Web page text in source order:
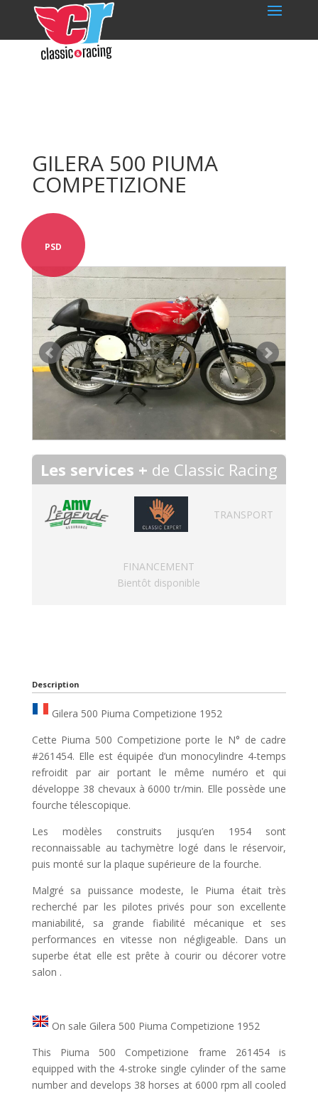
GILERA 500 PIUMA
COMPETIZIONE
PSD
Les services + de Classic Racing
TRANSPORT
FINANCEMENT
Bientôt disponible
Description
Gilera 500 Piuma Competizione 1952
Cette Piuma 500 Competizione porte le N° de cadre
#261454. Elle est équipée d’un monocylindre 4-temps
refroidit par air portant le même numéro et qui
développe 38 chevaux à 6000 tr/min. Elle possède une
fourche télescopique.
Les modèles construits jusqu’en 1954 sont
reconnaissable au tachymètre logé dans le réservoir,
puis monté sur la plaque supérieure de la fourche.
Malgré sa puissance modeste, le Piuma était très
recherché par les pilotes privés pour son excellente
maniabilité, sa grande fiabilité mécanique et ses
performances en vitesse non négligeable. Dans un
superbe état elle est prête à courir ou décorer votre
salon .
On sale Gilera 500 Piuma Competizione 1952
This Piuma 500 Competizione frame 261454 is
equipped with the 4-stroke single cylinder of the same
number and develops 38 horses at 6000 rpm all cooled